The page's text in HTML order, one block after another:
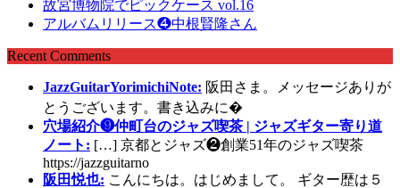
故宮博物院でピックケース vol.16
アルバムリリース❹中根賢隆さん
Recent Comments
JazzGuitarYorimichiNote: 阪田さま。メッセージありが
とうございます。書き込みに�
穴場紹介❾仲町台のジャズ喫茶 | ジャズギター寄り道
ノート: […] 京都とジャズ❷創業51年のジャズ喫茶
https://jazzguitarno
阪田悦也: こんにちは。はじめまして。 ギター歴は５